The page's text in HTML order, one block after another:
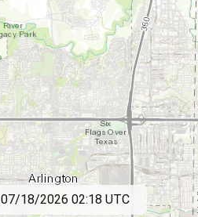
07/18/2026 02:18 UTC